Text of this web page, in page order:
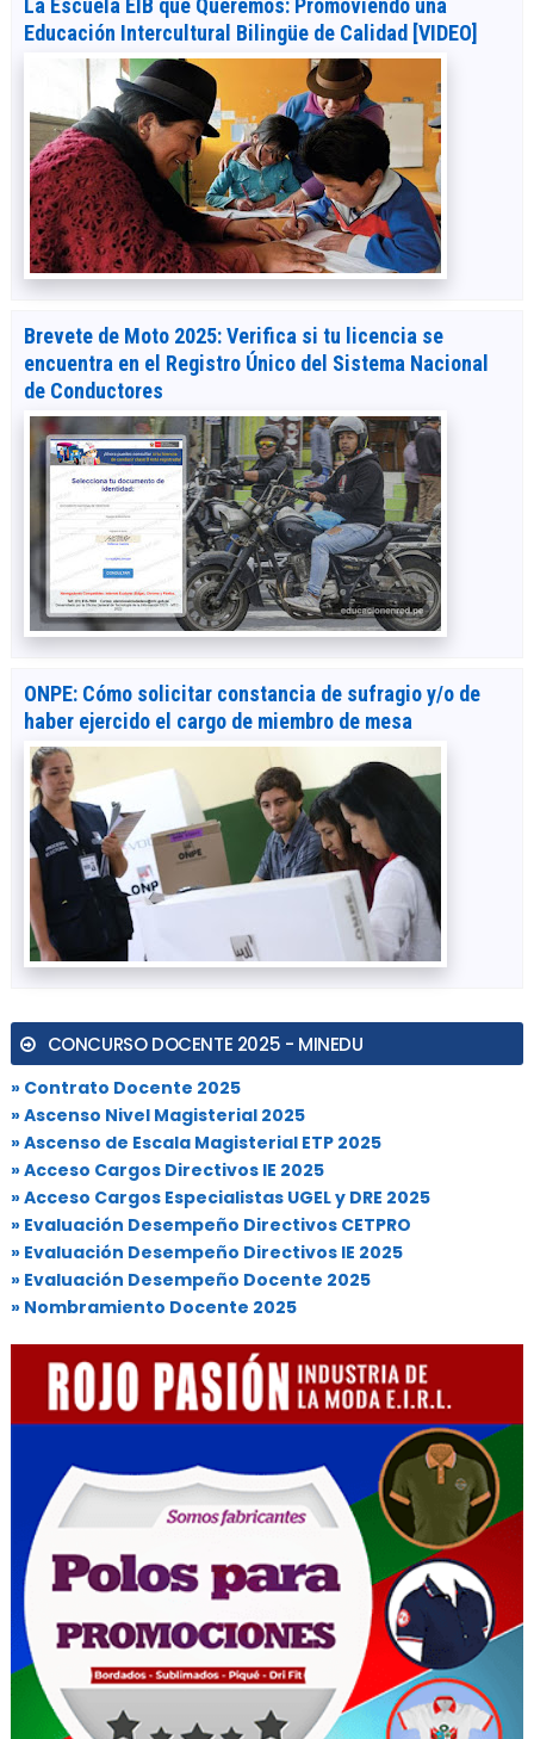
La Escuela EIB que Queremos: Promoviendo una
Educación Intercultural Bilingüe de Calidad [VIDEO]
Brevete de Moto 2025: Verifica si tu licencia se
encuentra en el Registro Único del Sistema Nacional
de Conductores
ONPE: Cómo solicitar constancia de sufragio y/o de
haber ejercido el cargo de miembro de mesa
CONCURSO DOCENTE 2025 - MINEDU
» Contrato Docente 2025
» Ascenso Nivel Magisterial 2025
» Ascenso de Escala Magisterial ETP 2025
» Acceso Cargos Directivos IE 2025
» Acceso Cargos Especialistas UGEL y DRE 2025
» Evaluación Desempeño Directivos CETPRO
» Evaluación Desempeño Directivos IE 2025
» Evaluación Desempeño Docente 2025
» Nombramiento Docente 2025